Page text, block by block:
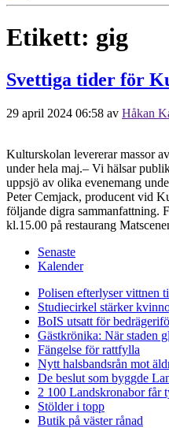
Etikett: gig
Svettiga tider för
29 april 2024 06:58 av Håkan
Kulturskolan levererar massor
under hela maj.– Vi hälsar
uppsjö av olika evenemang
Peter Cemjack, producent vid
följande digra sammanfattning.
kl.15.00 på restaurang
Senaste
Kalender
Polisen efterlyser vittnen
Studiecirkel stärker
BoIS utsatt för
Gästkrönika: När staden
Fängelse för rattfylla
Nytt halsbandsrån mot
De beslut som byggde
2 100 Landskronabor får
Stölder i topp
Butik på väster rånad